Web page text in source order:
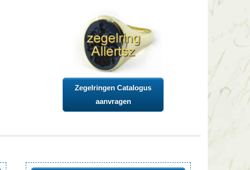
Zegelringen Catalogus
aanvragen